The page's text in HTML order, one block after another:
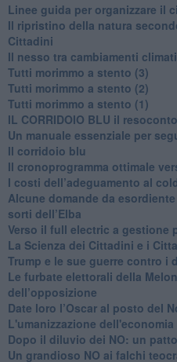
​Linee guida per organizzare il
​Il ripristino della natura
Cittadini
Il nesso tra cambiamenti
Tutti morimmo a stento (3)
Tutti morimmo a stento (2)
​Tutti morimmo a stento (1)
IL CORRIDOIO BLU il
Un manuale essenziale per
Il corridoio blu
​Il cronoprogramma ottimale
​I costi dell’adeguamento al
Alcune domande da
sorti dell’Elba
Verso il full electric a gestione
​La Scienza dei Cittadini e i
Trump e le sue guerre contro i
​Le furbate elettorali della
dell’opposizione
​Date loro l’Oscar al posto del
L'umanizzazione
​Dopo il diluvio dei NO: un
​Un grandioso NO ai falchi